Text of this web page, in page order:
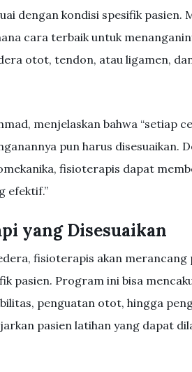
dengan kondisi spesifik pasien.
cara terbaik untuk
otot, tendon, atau ligamen,
menjelaskan bahwa “setiap
pun harus disesuaikan.
fisioterapis dapat
efektif.”
yang Disesuaikan
fisioterapis akan
pasien. Program ini bisa
penguatan otot, hingga
pasien latihan yang dapat